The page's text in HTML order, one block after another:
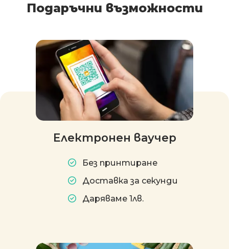
Подаръчни възможности
Електронен ваучер
Без принтиране
Доставка за секунди
Даряваме 1лв.